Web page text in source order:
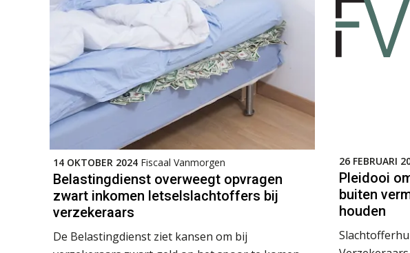
14 OKTOBER 2024 Fiscaal Vanmorgen
Belastingdienst overweegt opvragen
zwart inkomen letselslachtoffers bij
verzekeraars
De Belastingdienst ziet kansen om bij
26 FEBRUARI
Pleidooi
buiten
houden